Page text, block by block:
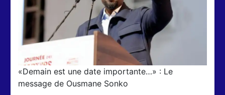
«Demain est une date importante…» : Le
message de Ousmane Sonko